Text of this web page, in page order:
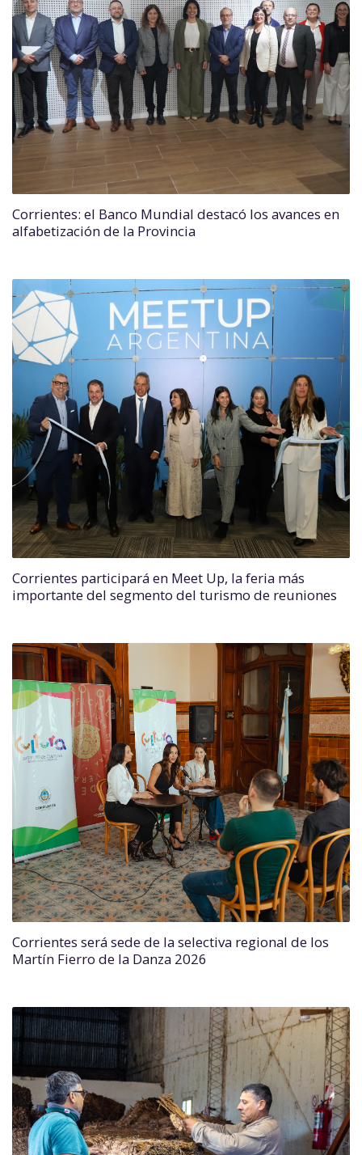
Corrientes: el Banco Mundial destacó los avances en
alfabetización de la Provincia
Corrientes participará en Meet Up, la feria más
importante del segmento del turismo de reuniones
Corrientes será sede de la selectiva regional de los
Martín Fierro de la Danza 2026